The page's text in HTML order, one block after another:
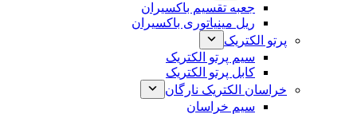
جعبه تقسیم باکسیران
ریل مینیاتوری باکسیران
پرتو الکتریک
سیم پرتو الکتریک
کابل پرتو الکتریک
خراسان الکتریک نارگان
سیم خراسان